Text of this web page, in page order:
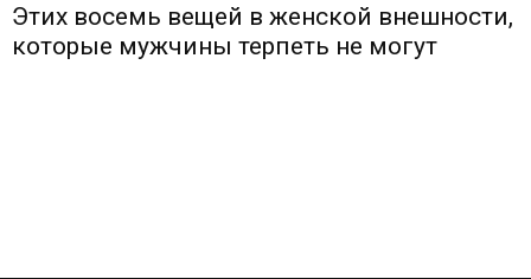
Этих восемь вещей в женской внешности,
которые мужчины терпеть не могут